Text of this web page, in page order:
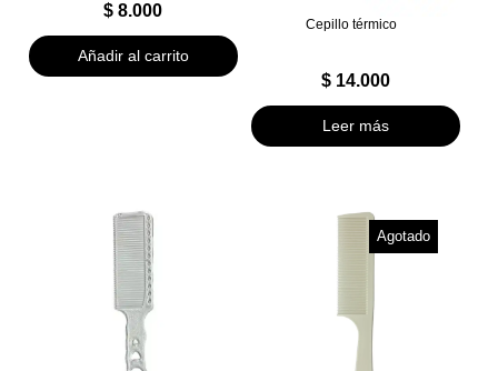
$ 8.000
Añadir al carrito
Cepillo térmico
$14.000
Leer más
Agotado